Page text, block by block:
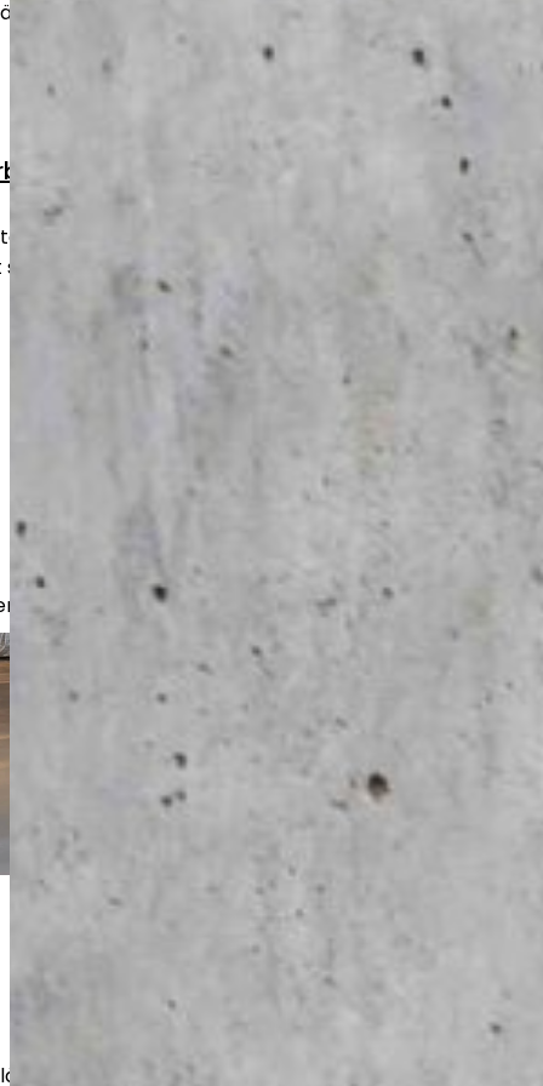
eller som färdig yta.
och skador snabbt och hållbart.
och fullt fungerande skick.
bostadsbolag och företag.
och reparationer även för